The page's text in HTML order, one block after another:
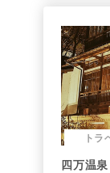
トラ
四万温